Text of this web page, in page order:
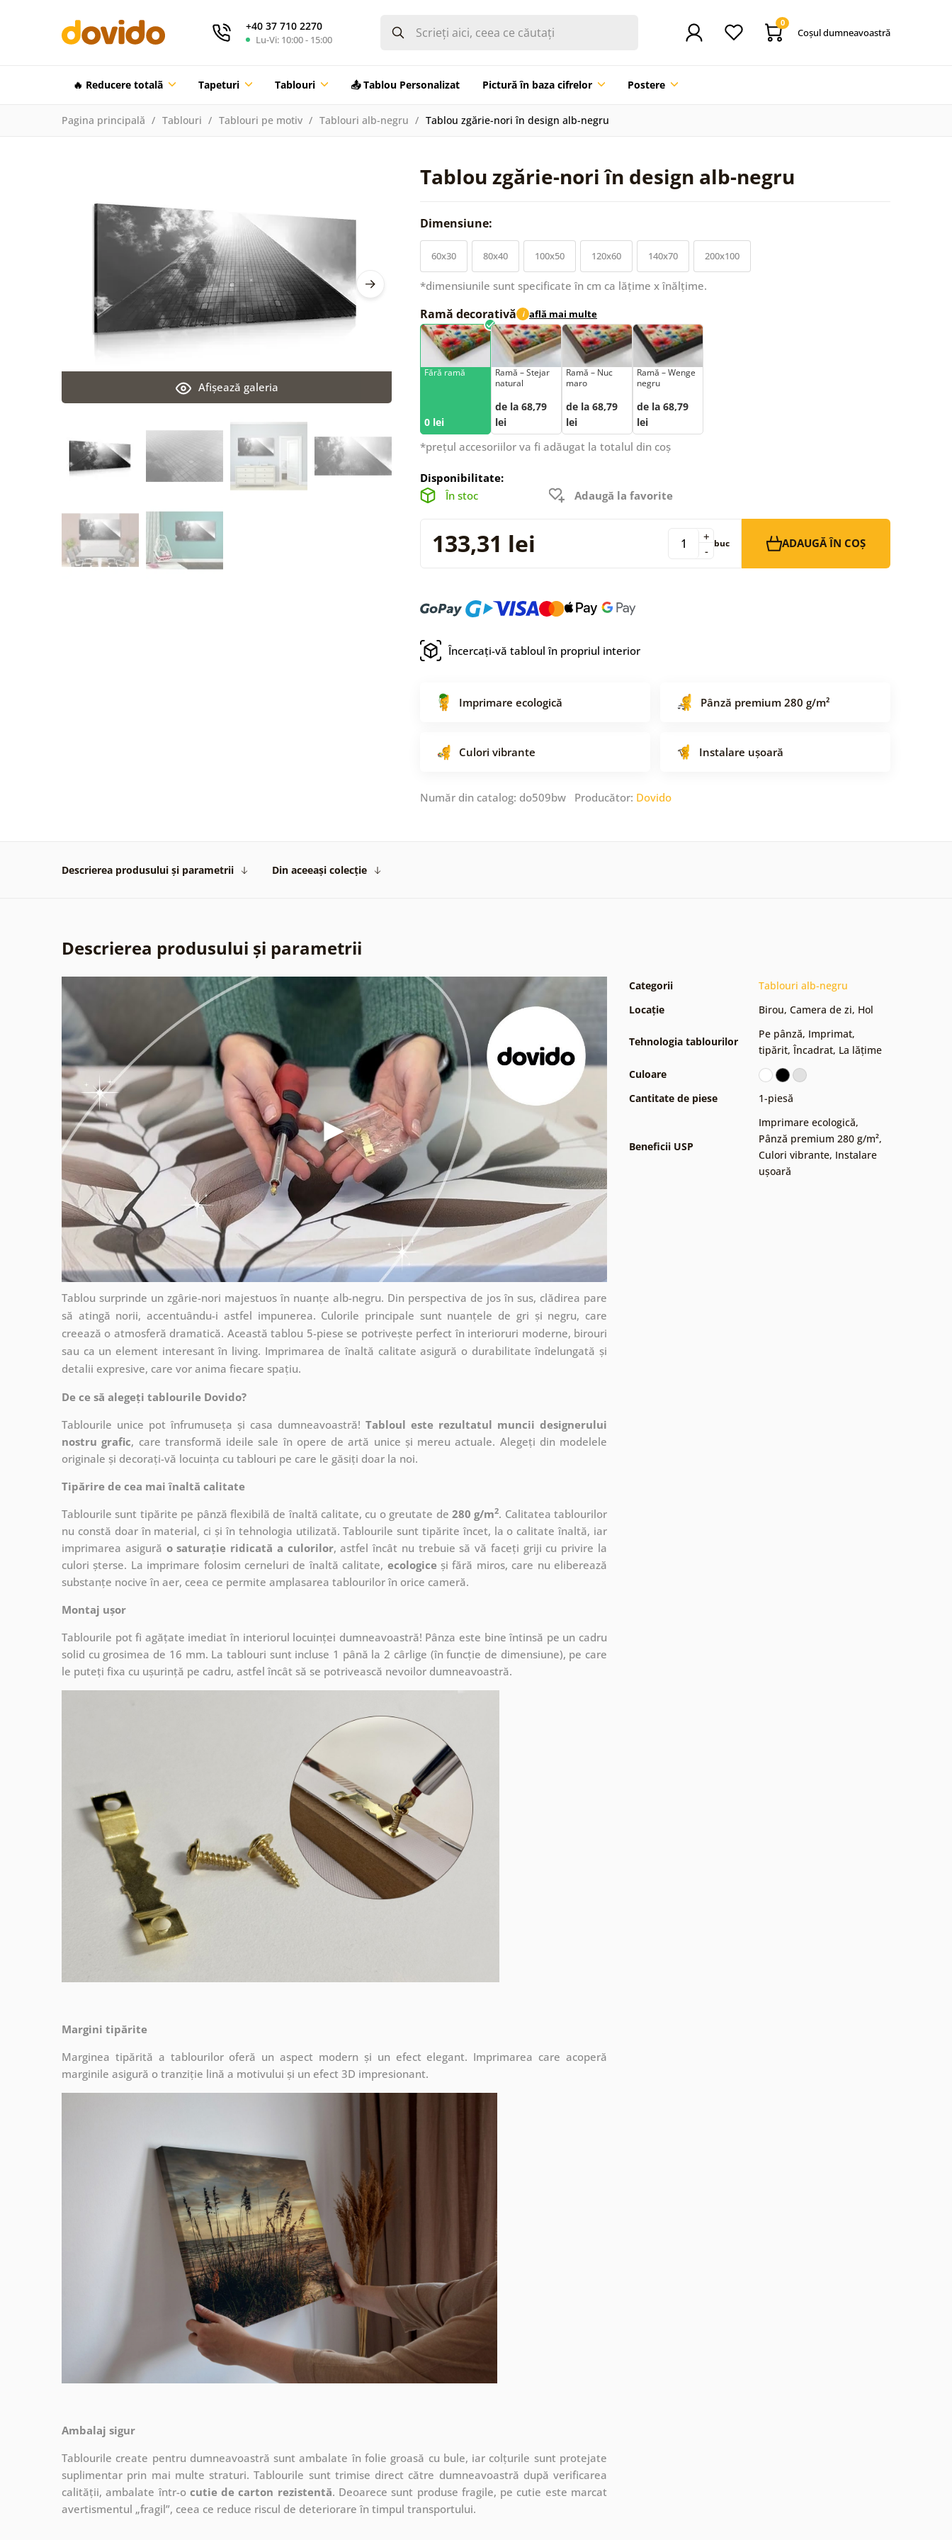
+40 37 710 2270
Lu-Vi: 10:00 - 15:00
0
Coşul dumneavoastră
🔥 Reducere totalã Tapeturi Tablouri 📤 Tablou Personalizat Pictură în baza cifrelor Postere
Pagina principală Tablouri Tablouri pe motiv Tablouri alb-negru Tablou zgărie-nori în design alb-negru
Tablou zgărie-nori în design alb-negru
Afişează galeria
Dimensiune:
60x30 80x40 100x50 120x60 140x70 200x100
*dimensiunile sunt specificate în cm ca lățime x înălțime.
Ramă decorativă i află mai multe
Fără ramă
0 lei
Ramă – Stejar
natural
de la 68,79
lei
Ramă – Nuc
maro
de la 68,79
lei
Ramă – Wenge
negru
de la 68,79
lei
*prețul accesoriilor va fi adăugat la totalul din coș
Disponibilitate:
În stoc
Adaugă la favorite
133,31 lei -
+ buc ADAUGĂ ÎN COȘ
Încercați-vă tabloul în propriul interior
Imprimare ecologică Pânză premium 280 g/m²
Culori vibrante Instalare ușoară
Număr din catalog: do509bw Producător: Dovido
Descrierea produsului și parametrii Din aceeași colecție
Descrierea produsului și parametrii
Tablou surprinde un zgârie-nori majestuos în nuanțe alb-negru. Din perspectiva de jos în sus, clădirea pare
să atingă norii, accentuându-i astfel impunerea. Culorile principale sunt nuanțele de gri și negru, care
creează o atmosferă dramatică. Această tablou 5-piese se potrivește perfect în interioruri moderne, birouri
sau ca un element interesant în living. Imprimarea de înaltă calitate asigură o durabilitate îndelungată și
detalii expresive, care vor anima fiecare spațiu.
De ce să alegeți tablourile Dovido?
Tablourile unice pot înfrumuseța și casa dumneavoastră! Tabloul este rezultatul muncii designerului
nostru grafic, care transformă ideile sale în opere de artă unice și mereu actuale. Alegeți din modelele
originale și decorați-vă locuința cu tablouri pe care le găsiți doar la noi.
Tipărire de cea mai înaltă calitate
Tablourile sunt tipărite pe pânză flexibilă de înaltă calitate, cu o greutate de 280 g/m2. Calitatea tablourilor
nu constă doar în material, ci și în tehnologia utilizată. Tablourile sunt tipărite încet, la o calitate înaltă, iar
imprimarea asigură o saturație ridicată a culorilor, astfel încât nu trebuie să vă faceți griji cu privire la
culori șterse. La imprimare folosim cerneluri de înaltă calitate, ecologiceși fără miros, care nu eliberează
substanțe nocive în aer, ceea ce permite amplasarea tablourilor în orice cameră.
Montaj ușor
Tablourile pot fi agățate imediat în interiorul locuinței dumneavoastră! Pânza este bine întinsă pe un cadru
solid cu grosimea de 16 mm. La tablouri sunt incluse 1 până la 2 cârlige (în funcție de dimensiune), pe care
le puteți fixa cu ușurință pe cadru, astfel încât să se potrivească nevoilor dumneavoastră.
Margini tipărite
Marginea tipărită a tablourilor oferă un aspect modern și un efect elegant. Imprimarea care acoperă
marginile asigură o tranziție lină a motivului și un efect 3D impresionant.
Ambalaj sigur
Tablourile create pentru dumneavoastră sunt ambalate în folie groasă cu bule, iar colțurile sunt protejate
suplimentar prin mai multe straturi.Tablourile sunt trimise direct către dumneavoastră după verificarea
calității, ambalate într-o cutie de carton rezistentă. Deoarece sunt produse fragile, pe cutie este marcat
avertismentul „fragil”, ceea ce reduce riscul de deteriorare în timpul transportului.
Categorii
Tablouri alb-negru
Locație
Birou, Camera de zi, Hol
Tehnologia tablourilor
Pe pânză, Imprimat,
tipărit,Încadrat, La lățime
Culoare
Cantitate de piese
1-piesă
Beneficii USP
Imprimare ecologică,
Pânză premium 280 g/m²,
Culori vibrante, Instalare
ușoară